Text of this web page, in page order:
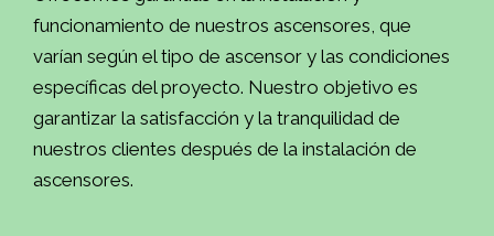
funcionamiento de nuestros ascensores, que
varían según el tipo de ascensor y las condiciones
específicas del proyecto. Nuestro objetivo es
garantizar la satisfacción y la tranquilidad de
nuestros clientes después de la instalación de
ascensores.